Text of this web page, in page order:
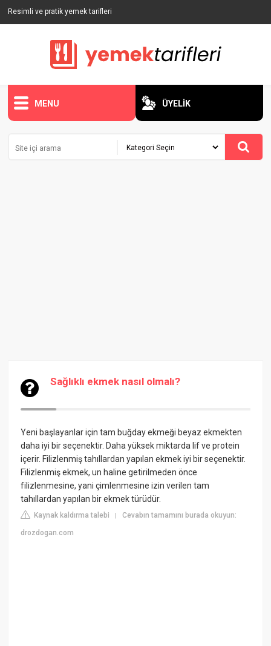
Resimli ve pratik yemek tarifleri
MENU ÜYELİK
Sağlıklı ekmek nasıl olmalı?
Yeni başlayanlar için tam buğday ekmeği beyaz ekmekten
daha iyi bir seçenektir. Daha yüksek miktarda lif ve protein
içerir. Filizlenmiş tahıllardan yapılan ekmek iyi bir seçenektir.
Filizlenmiş ekmek, un haline getirilmeden önce
filizlenmesine, yani çimlenmesine izin verilen tam
tahıllardan yapılan bir ekmek türüdür.
Kaynak kaldırma talebi |Cevabın tamamını burada okuyun:
drozdogan.com